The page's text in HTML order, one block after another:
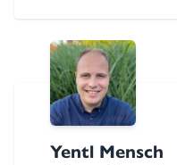
Yentl Mensch